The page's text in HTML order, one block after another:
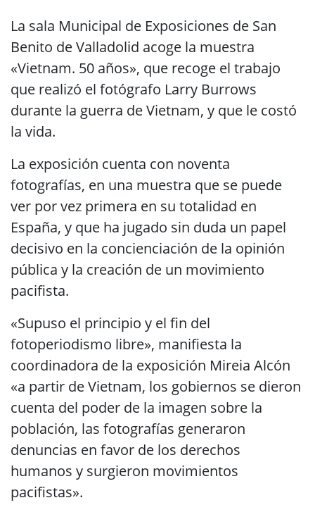
La sala Municipal de Exposiciones de San
Benito de Valladolid acoge la muestra
«Vietnam. 50 años», que recoge el trabajo
que realizó el fotógrafo Larry Burrows
durante la guerra de Vietnam, y que le costó
la vida.
La exposición cuenta con noventa
fotografías, en una muestra que se puede
ver por vez primera en su totalidad en
España, y que ha jugado sin duda un papel
decisivo en la concienciación de la opinión
pública y la creación de un movimiento
pacifista.
«Supuso el principio y el fin del
fotoperiodismo libre», manifiesta la
coordinadora de la exposición Mireia Alcón
«a partir de Vietnam, los gobiernos se dieron
cuenta del poder de la imagen sobre la
población, las fotografías generaron
denuncias en favor de los derechos
humanos y surgieron movimientos
pacifistas».